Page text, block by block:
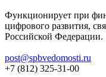
Функционирует при
цифрового развития,
Российской Федерации.
post@spbvedomosti.ru
+7 (812) 325-31-00